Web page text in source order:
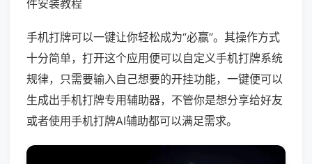
件安装教程
手机打牌可以一键让你轻松成为“必赢”。其操作方式
十分简单，打开这个应用便可以自定义手机打牌系统
规律，只需要输入自己想要的开挂功能，一键便可以
生成出手机打牌专用辅助器，不管你是想分享给好友
或者使用手机打牌AI辅助都可以满足需求。